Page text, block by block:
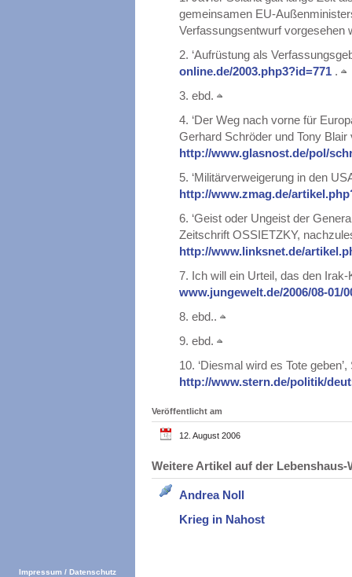
gemeinsamen EU-
Verfassungsentwurf vorgesehen
2. ‘Aufrüstung als
online.de/2003.php3?id=771 .
3. ebd.
4. ‘Der Weg nach vorne für
Gerhard Schröder und Tony
http://www.glasnost.de/pol/
5. ‘Militärverweigerung in den
http://www.zmag.de/
6. ‘Geist oder Ungeist der
Zeitschrift OSSIETZKY,
http://www.linksnet.de/
7. Ich will ein Urteil, das den
www.jungewelt.de/2006/08-01/
8. ebd..
9. ebd.
10. ‘Diesmal wird es Tote
http://www.stern.de/politik/
Veröffentlicht am
12. August 2006
Weitere Artikel auf der
Andrea Noll
Krieg in Nahost
Impressum / Datenschutz